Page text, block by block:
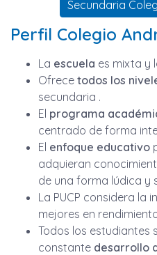
Secundaria
Perfil Colegio
La escuela es mixta y
Ofrece todos los
secundaria .
El programa
centrado de forma
El enfoque educativo
adquieran
de una forma lúdica y
La PUCP considera la
mejores en
Todos los estudiantes
constante desarrollo